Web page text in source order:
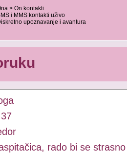
> On kontakti
i MMS kontakti uživo
upoznavanje i avantura
37
rado bi se